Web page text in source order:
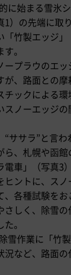
に始まる雪氷
）の先端に取
竹製エッジ」
。
プラウのエッ
が、路面との摩
チックによる環
スノーエッジの
ササラ”と言わ
ら、札幌や函
車」（写真3
ヒントに、ス
、各種試験をお
さしく、除雪の
。
雪作業に「竹
など、路面の